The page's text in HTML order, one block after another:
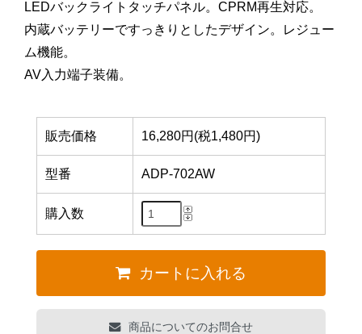
LEDバックライトタッチパネル。CPRM再生対応。
内蔵バッテリーですっきりとしたデザイン。レジュー
ム機能。
AV入力端子装備。
販売価格 16,280円(税1,480円)
型番 ADP-702AW
購入数
カートに入れる
商品についてのお問合せ